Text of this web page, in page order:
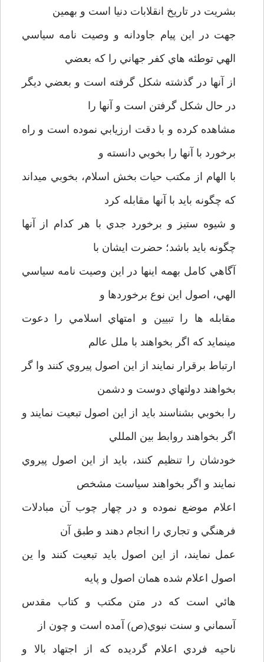
بشريت در تاريخ انقلابات دنيا است و بهمين
جهت در اين پيام جاودانه و وصيت نامه سياسي
الهي توطئه هاي کفر جهاني را که بعضي
از آنها در گذشته شکل گرفته است و بعضي ديگر
در حال شکل گرفتن است و آنها را
مشاهده کرده و با دقت ارزيابي نموده است و راه
برخورد با آنها را بخوبي دانسته و
با الهام از مکتب حيات بخش اسلام، بخوبي ميداند
که چگونه بايد با آنها مقابله کرد
و شيوه ستيز و برخورد جدي با هر کدام از آنها
چگونه بايد باشد؛ حضرت ايشان با
آگاهي کامل بهمه اينها در اين وصيت نامه سياسي
الهي، اصول اين نوع برخوردها و
مقابله ها را تبيين و امتهاي اسلامي را دعوت
مينمايد که اگر بخواهند با ملل عالم
ارتباط برقرار نمايند از اين اصول پيروي کنند وا گر
بخواهند دولتهاي دوست و دشمن
را بخوبي بشناسند بايد از اين اصول تبعيت نمايند و
اگر بخواهند روابط بين المللي
خودشان را تنظيم کنند، بايد از اين اصول پيروي
نمايند و اگر بخواهند سياست مشخص
اعلام موضع نموده و در چهار چوب آن مبادلات
فرهنگي و تجاري را انجام دهند و طبق آن
عمل نمايند، از اين اصول بايد تبعيت کنند وا ين
اصول اعلام شده همان اصول و پايه
هائي است که در متن مکتب و کتاب مقدس
آسماني و سنت نبوي(ص) آمده است و چون از
ناحيه فردي اعلام گرديده که از اجتهاد بالا و